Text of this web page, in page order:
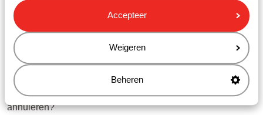
Accepteer
Weigeren
Beheren
Wat zijn de voorwaarden voor 'gratis annuleren'?
Hoe kan ik de vakantie kosteloos annuleren binnen de 3
dagen van 'gratis annuleren'?
Kan ik mijn vakantie annuleren buiten de 3 dagen van
'gratis annuleren'?
Wat zijn de annuleringskosten als ik mijn vakantie ga
annuleren?